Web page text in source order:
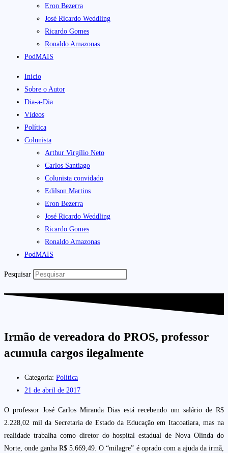
Eron Bezerra
José Ricardo Weddling
Ricardo Gomes
Ronaldo Amazonas
PodMAIS
Início
Sobre o Autor
Dia-a-Dia
Vídeos
Política
Colunista
Arthur Virgílio Neto
Carlos Santiago
Colunista convidado
Edilson Martins
Eron Bezerra
José Ricardo Weddling
Ricardo Gomes
Ronaldo Amazonas
PodMAIS
Pesquisar
Irmão de vereadora do PROS, professor
acumula cargos ilegalmente
Categoria: Política
21 de abril de 2017
O professor José Carlos Miranda Dias está recebendo um salário de R$
2.228,02 mil da Secretaria de Estado da Educação em Itacoatiara, mas na
realidade trabalha como diretor do hospital estadual de Nova Olinda do
Norte, onde ganha R$ 5.669,49. O “milagre” é oprado com a ajuda da irmã,